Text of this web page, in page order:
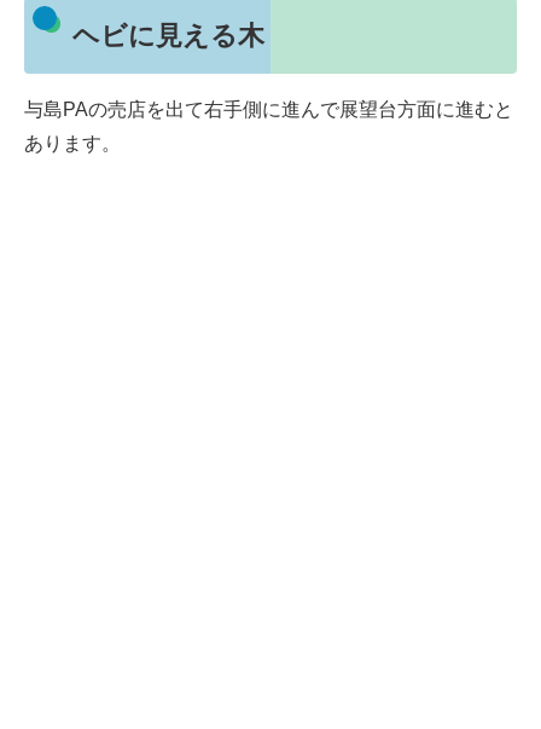
ヘビに見える木
与島PAの売店を出て右手側に進んで展望台方面に進むと
あります。